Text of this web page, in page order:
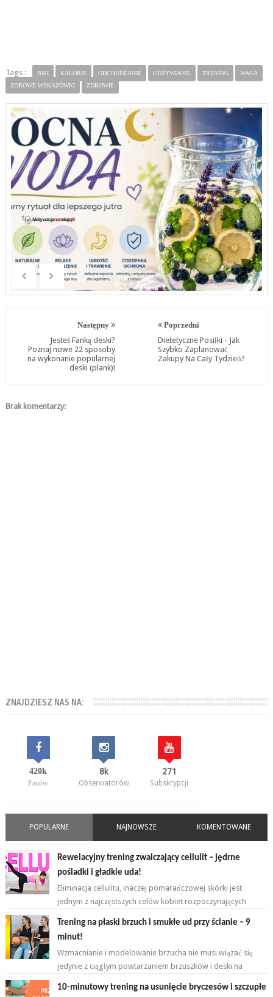
Tags : BMI KALORIE ODCHUDZANIE ODŻYWIANIE TRENING
WAGA
ZDROWE WSKAZÓWKI
ZDROWIE
Następny
Jesteś Fanką deski?
Poznaj nowe 22 sposoby
na wykonanie popularnej
deski (plank)!
Poprzedni
Dietetyczne Posiłki - Jak
Szybko Zaplanować
Zakupy Na Cały Tydzień?
Brak komentarzy:
ZNAJDZIESZ NAS NA:
420k
Fanów
8k
Obserwatorów
271
Subskrypcji
POPULARNE NAJNOWSZE KOMENTOWANE
Rewelacyjny trening zwalczający cellulit – jędrne
pośladki i gładkie uda!
Eliminacja cellulitu, inaczej pomarańczowej skórki jest
jednym z najczęstszych celów kobiet rozpoczynających
Trening na płaski brzuch i smukłe ud przy ścianie – 9
minut!
Wzmacnianie i modelowanie brzucha nie musi wiązać się
jedynie z ciągłym powtarzaniem brzuszków i deski na
10-minutowy trening na usunięcie bryczesów i szczupłe